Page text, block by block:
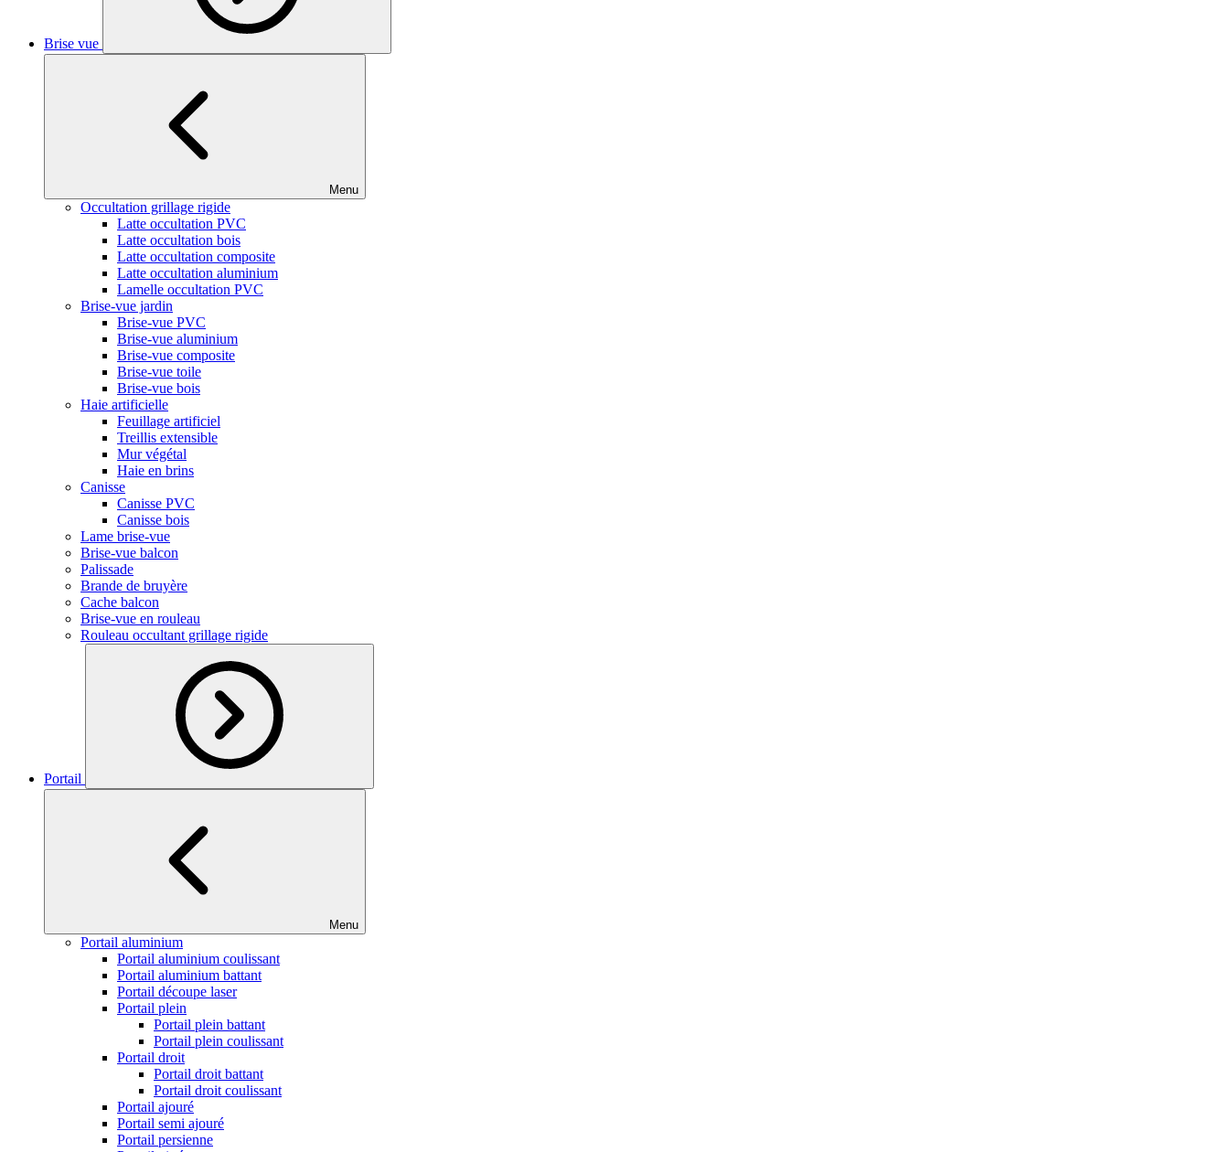
Brise vue
Menu
Occultation grillage rigide
Latte occultation PVC
Latte occultation bois
Latte occultation composite
Latte occultation aluminium
Lamelle occultation PVC
Brise-vue jardin
Brise-vue PVC
Brise-vue aluminium
Brise-vue composite
Brise-vue toile
Brise-vue bois
Haie artificielle
Feuillage artificiel
Treillis extensible
Mur végétal
Haie en brins
Canisse
Canisse PVC
Canisse bois
Lame brise-vue
Brise-vue balcon
Palissade
Brande de bruyère
Cache balcon
Brise-vue en rouleau
Rouleau occultant grillage rigide
Portail
Menu
Portail aluminium
Portail aluminium coulissant
Portail aluminium battant
Portail découpe laser
Portail plein
Portail plein battant
Portail plein coulissant
Portail droit
Portail droit battant
Portail droit coulissant
Portail ajouré
Portail semi ajouré
Portail persienne